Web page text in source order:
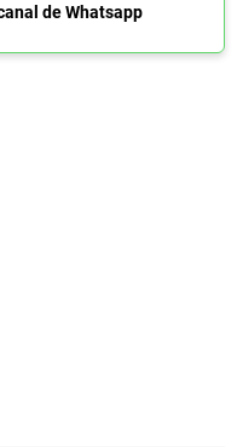
de Whatsapp